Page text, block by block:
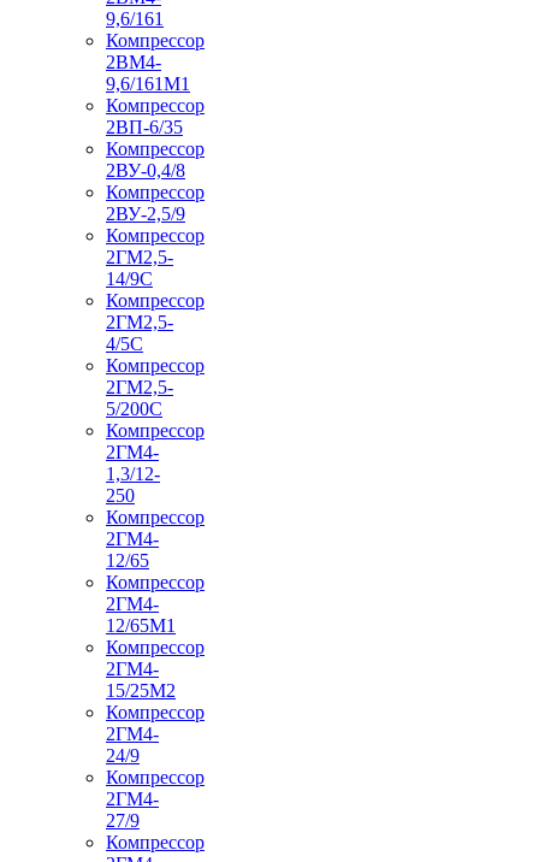
9,6/161
Компрессор
2ВМ4-
9,6/161М1
Компрессор
2ВП-6/35
Компрессор
2ВУ-0,4/8
Компрессор
2ВУ-2,5/9
Компрессор
2ГМ2,5-
14/9С
Компрессор
2ГМ2,5-
4/5С
Компрессор
2ГМ2,5-
5/200С
Компрессор
2ГМ4-
1,3/12-
250
Компрессор
2ГМ4-
12/65
Компрессор
2ГМ4-
12/65М1
Компрессор
2ГМ4-
15/25М2
Компрессор
2ГМ4-
24/9
Компрессор
2ГМ4-
27/9
Компрессор